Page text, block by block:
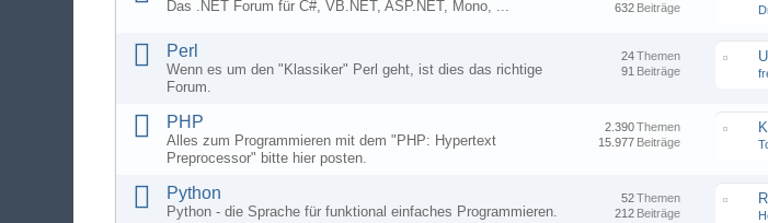
Das .NET Forum für C#, VB.NET, ASP.NET, Mono, ...
Beiträge
632
Perl
Wenn es um den "Klassiker" Perl geht, ist dies das richtige
Forum.
Themen
24
Beiträge
91
PHP
Alles zum Programmieren mit dem "PHP: Hypertext
Preprocessor" bitte hier posten.
Themen
2.390
Beiträge
15.977
Python
Python - die Sprache für funktional einfaches Programmieren.
Themen
52
Beiträge
212